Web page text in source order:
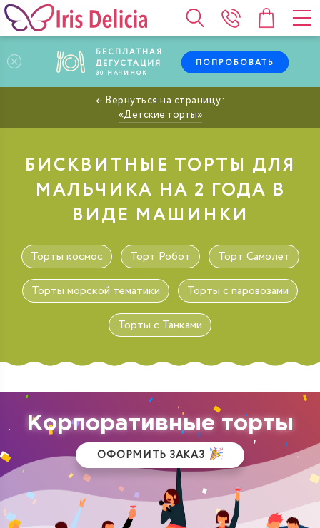
БЕСПЛАТНАЯ
ДЕГУСТАЦИЯ
30 НАЧИНОК
ПОПРОБОВАТЬ
Детские торты
БИСКВИТНЫЕ ТОРТЫ ДЛЯ
МАЛЬЧИКА НА 2 ГОДА В
ВИДЕ МАШИНКИ
Торты космос Торт Робот Торт Самолет
Торты морской тематики Торты с паровозами
Торты с Танками
Корпоративные торты
ОФОРМИТЬ ЗАКАЗ